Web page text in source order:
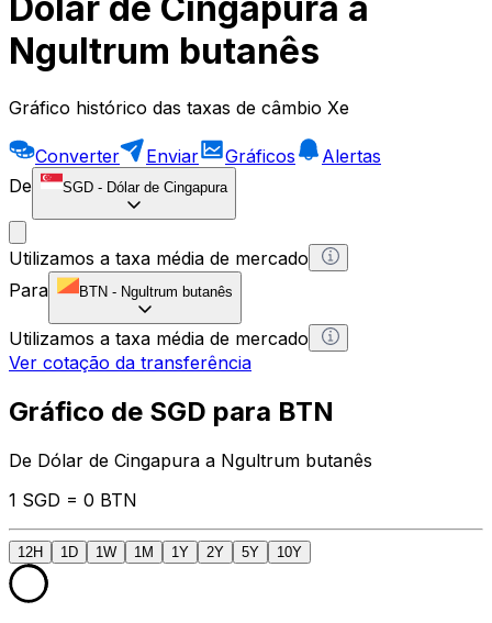
Dólar de Cingapura a
Ngultrum butanês
Gráfico histórico das taxas de câmbio Xe
Converter Enviar Gráficos
Alertas
De
SGD - Dólar de Cingapura
Utilizamos a taxa média de mercado
Para
BTN - Ngultrum butanês
Utilizamos a taxa média de mercado
Ver cotação da transferência
Gráfico de SGD para BTN
De Dólar de Cingapura a Ngultrum butanês
1 SGD = 0 BTN
12H 1D 1W 1M 1Y 2Y 5Y 10Y